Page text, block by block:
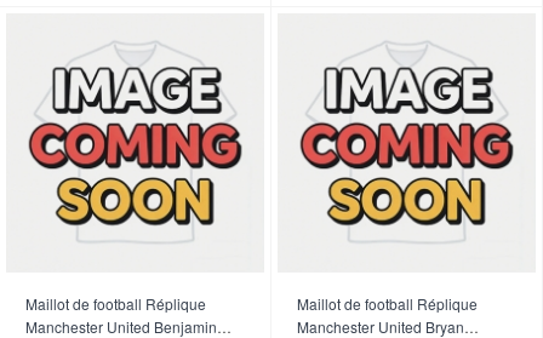
Maillot de football Réplique
Manchester United Benjamin
Maillot de football Réplique
Manchester United Bryan